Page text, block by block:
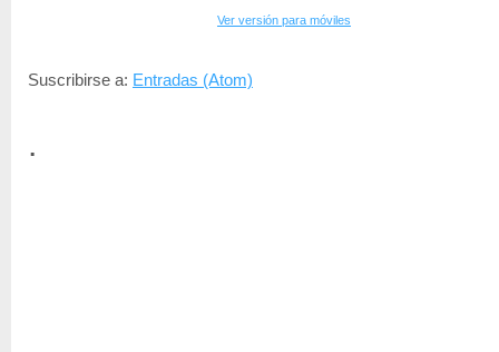
Ver versión para móviles
Suscribirse a: Entradas (Atom)
.